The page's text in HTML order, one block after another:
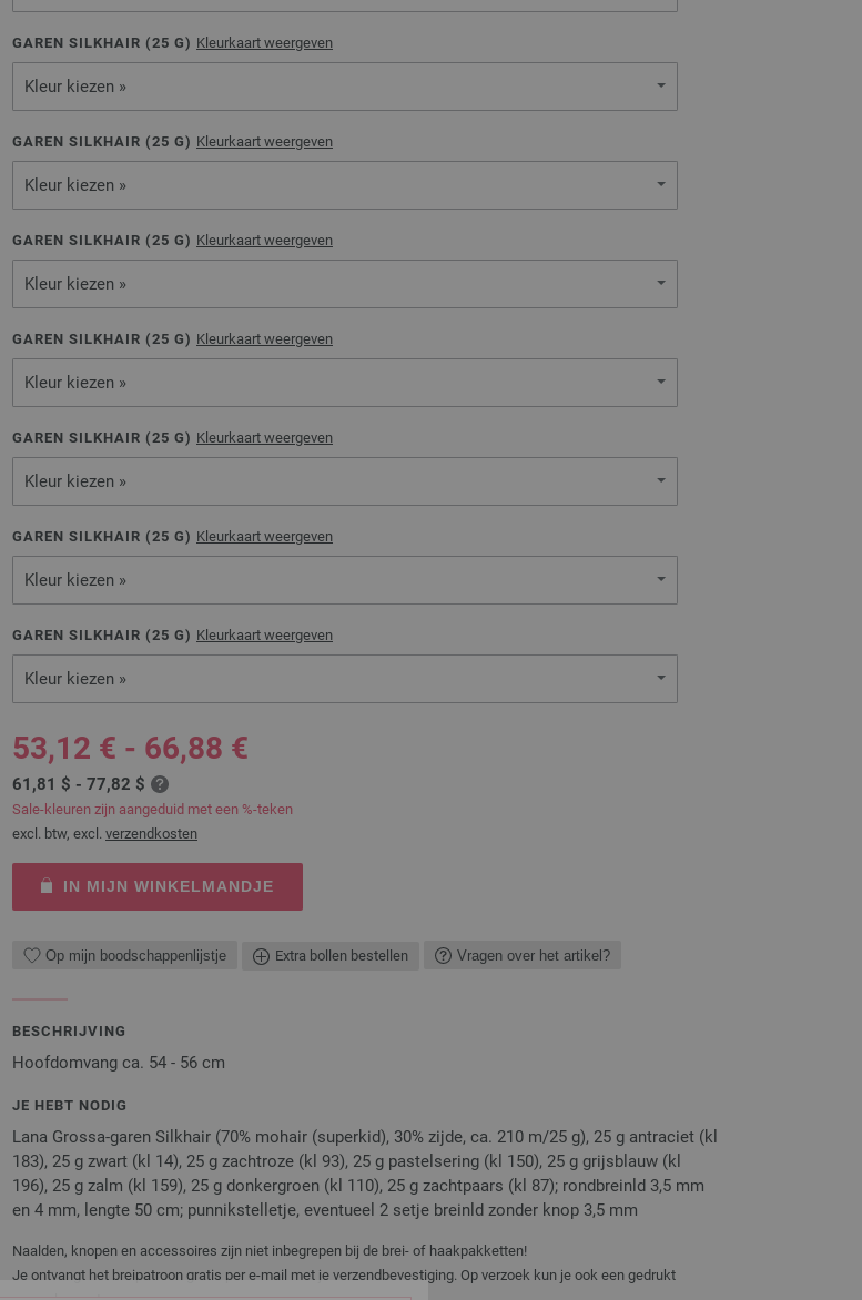
GAREN SILKHAIR (25 G) Kleurkaart weergeven
Kleur kiezen »
GAREN SILKHAIR (25 G) Kleurkaart weergeven
Kleur kiezen »
GAREN SILKHAIR (25 G) Kleurkaart weergeven
Kleur kiezen »
GAREN SILKHAIR (25 G) Kleurkaart weergeven
Kleur kiezen »
GAREN SILKHAIR (25 G) Kleurkaart weergeven
Kleur kiezen »
GAREN SILKHAIR (25 G) Kleurkaart weergeven
Kleur kiezen »
GAREN SILKHAIR (25 G) Kleurkaart weergeven
Kleur kiezen »
53,12 € - 66,88 €
61,81 $ - 77,82 $
Sale-kleuren zijn aangeduid met een %-teken
excl. btw, excl. verzendkosten
IN MIJN WINKELMANDJE
Op mijn boodschappenlijstje Extra bollen bestellen Vragen over het artikel?
BESCHRIJVING
Hoofdomvang ca. 54 - 56 cm
JE HEBT NODIG
Lana Grossa-garen Silkhair (70% mohair (superkid), 30% zijde, ca. 210 m/25 g), 25 g antraciet (kl
183), 25 g zwart (kl 14), 25 g zachtroze (kl 93), 25 g pastelsering (kl 150), 25 g grijsblauw (kl
196), 25 g zalm (kl 159), 25 g donkergroen (kl 110), 25 g zachtpaars (kl 87); rondbreinld 3,5 mm
en 4 mm, lengte 50 cm; punnikstelletje, eventueel 2 setje breinld zonder knop 3,5 mm
Naalden, knopen en accessoires zijn niet inbegrepen bij de brei- of haakpakketten!
Je ontvangt het breipatroon gratis per e-mail met je verzendbevestiging. Op verzoek kun je ook een gedrukt